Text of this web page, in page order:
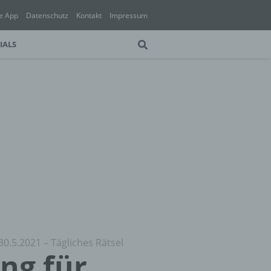
App Datenschutz Kontakt Impressum
– Tägliches Rätsel